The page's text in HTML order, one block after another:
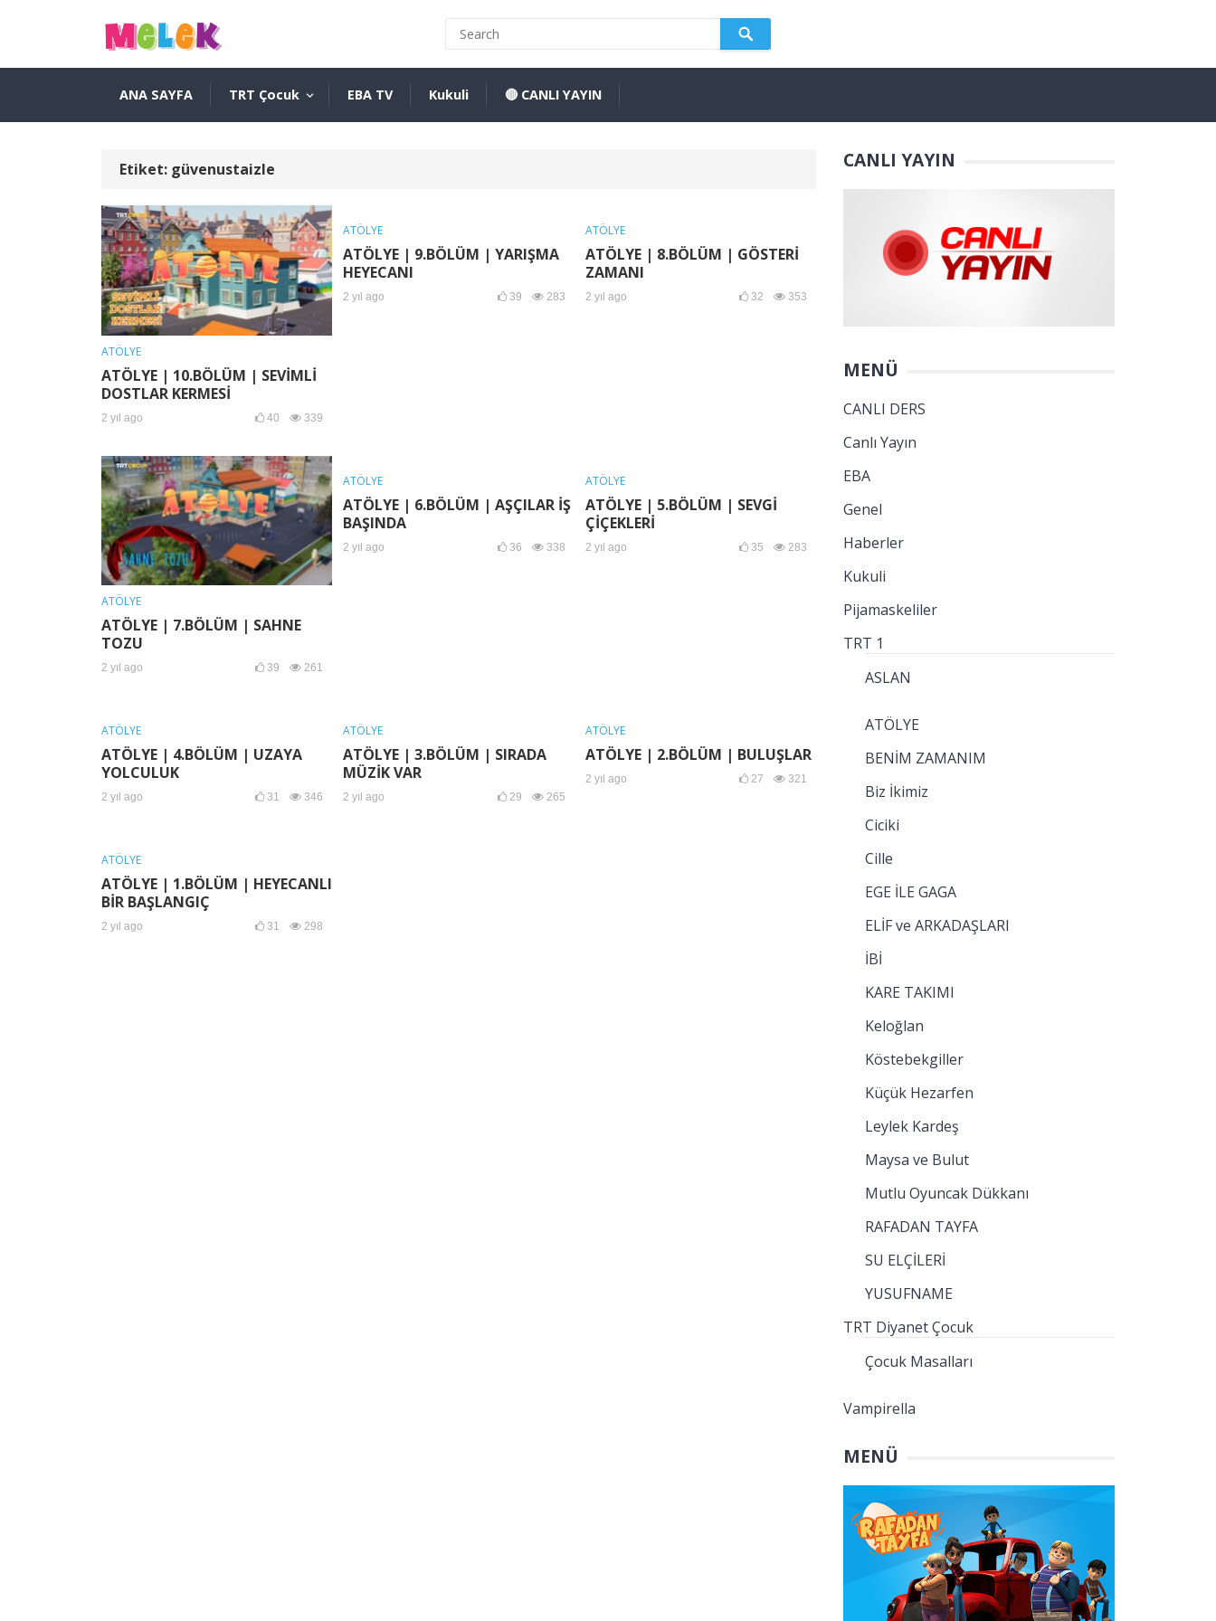
ANA SAYFA TRT Çocuk EBA TV Kukuli 🔴 CANLI YAYIN
Etiket: güvenustaizle
ATÖLYE
ATÖLYE | 10.BÖLÜM | SEVİMLİ
DOSTLAR KERMESİ
2 yıl ago 40 339
ATÖLYE
ATÖLYE | 9.BÖLÜM | YARIŞMA
HEYECANI
2 yıl ago 39 283
ATÖLYE
ATÖLYE | 8.BÖLÜM | GÖSTERİ
ZAMANI
2 yıl ago 32 353
ATÖLYE
ATÖLYE | 7.BÖLÜM | SAHNE
TOZU
2 yıl ago 39 261
ATÖLYE
ATÖLYE | 6.BÖLÜM | AŞÇILAR İŞ
BAŞINDA
2 yıl ago 36 338
ATÖLYE
ATÖLYE | 5.BÖLÜM | SEVGİ
ÇİÇEKLERİ
2 yıl ago 35 283
ATÖLYE
ATÖLYE | 4.BÖLÜM | UZAYA
YOLCULUK
2 yıl ago 31 346
ATÖLYE
ATÖLYE | 3.BÖLÜM | SIRADA
MÜZİK VAR
2 yıl ago 29 265
ATÖLYE
ATÖLYE | 2.BÖLÜM | BULUŞLAR
2 yıl ago 27 321
ATÖLYE
ATÖLYE | 1.BÖLÜM | HEYECANLI
BİR BAŞLANGIÇ
2 yıl ago 31 298
CANLI YAYIN
MENÜ
CANLI DERS
Canlı Yayın
EBA
Genel
Haberler
Kukuli
Pijamaskeliler
TRT 1
ASLAN
ATÖLYE
BENİM ZAMANIM
Biz İkimiz
Ciciki
Cille
EGE İLE GAGA
ELİF ve ARKADAŞLARI
İBİ
KARE TAKIMI
Keloğlan
Köstebekgiller
Küçük Hezarfen
Leylek Kardeş
Maysa ve Bulut
Mutlu Oyuncak Dükkanı
RAFADAN TAYFA
SU ELÇİLERİ
YUSUFNAME
TRT Diyanet Çocuk
Çocuk Masalları
Vampirella
MENÜ